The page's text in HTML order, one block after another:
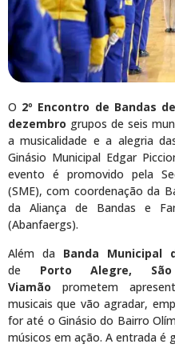
O 2º Encontro de Bandas
dezembro grupos de seis
a musicalidade e a alegria
Ginásio Municipal Edgar
evento é promovido pela
(SME), com coordenação da
da Aliança de Bandas e
(Abanfaergs).
Além da Banda Municipal
de Porto Alegre,
Viamão prometem
musicais que vão agradar,
for até o Ginásio do Bairro
músicos em ação. A entrada é